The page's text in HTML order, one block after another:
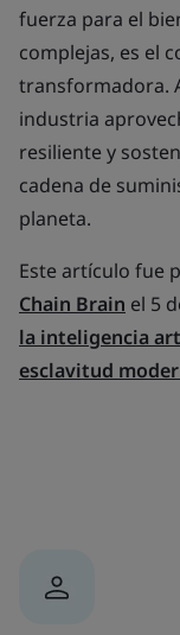
fuerza para el
complejas, es el
transformadora.
industria
resiliente y
cadena de
planeta.
Este artículo fue
Chain Brain el 5
la inteligencia
esclavitud